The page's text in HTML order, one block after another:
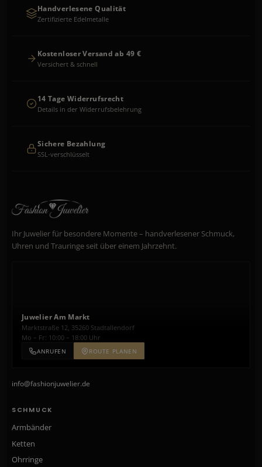
Handverlesene Qualität
Zertifizierte Edelmetalle
Kostenloser Versand ab 49 €
Versichert & schnell
14 Tage Widerrufsrecht
Details in der Widerrufsbelehrung
Sichere Bezahlung
SSL-verschlüsselt
Ihr Juwelier für besondere Momente – handverlesener Schmuck,
Uhren und Trauringe seit über einem Jahrzehnt.
Juwelier Am Markt
Marktstraße 12, 35260 Stadtallendorf
Mo – Fr: 10:00 – 18:00 Uhr
ANRUFEN ROUTE PLANEN
info@fashionjuwelier.de
SCHMUCK
Armbänder
Ketten
Ohrringe